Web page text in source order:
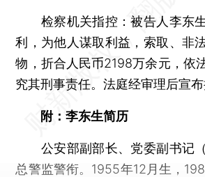
检察机关指控：被告人李东
利，为他人谋取利益，索取、非
物，折合人民币2198万余元，依
究其刑事责任。法庭经审理后宣布
附：李东生简历
公安部副部长、党委副书记（
总警监警衔。1955年12月生，